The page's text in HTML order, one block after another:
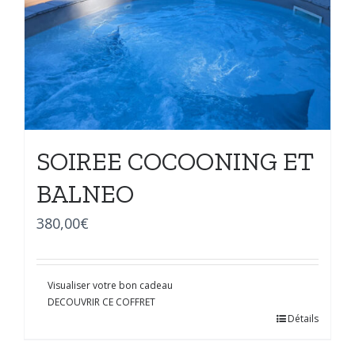
SOIREE COCOONING ET
BALNEO
380,00€
Visualiser votre bon cadeau
DECOUVRIR CE COFFRET
Détails